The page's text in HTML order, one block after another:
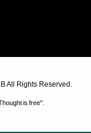
All Rights Reserved.
is free".